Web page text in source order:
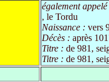
également appelé
, le Tordu
Naissance : vers
Décès : après
Titre : de 981,
Titre : de 981,